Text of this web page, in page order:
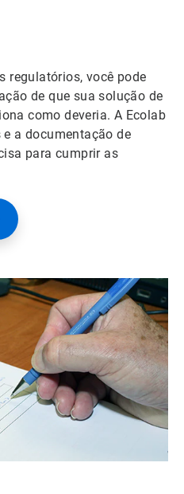
regulatórios, você pode
de que sua solução de
como deveria. A Ecolab
a documentação de
para cumprir as